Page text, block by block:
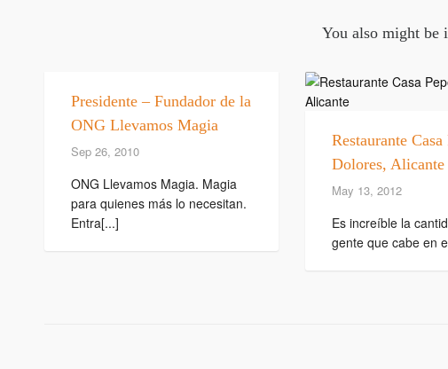
You also might be
Presidente – Fundador de la
ONG Llevamos Magia
Sep 26, 2010
ONG Llevamos Magia. Magia
para quienes más lo necesitan.
Entra[...]
Restaurante Casa
Dolores, Alicante
May 13, 2012
Es increíble la
gente que cabe en